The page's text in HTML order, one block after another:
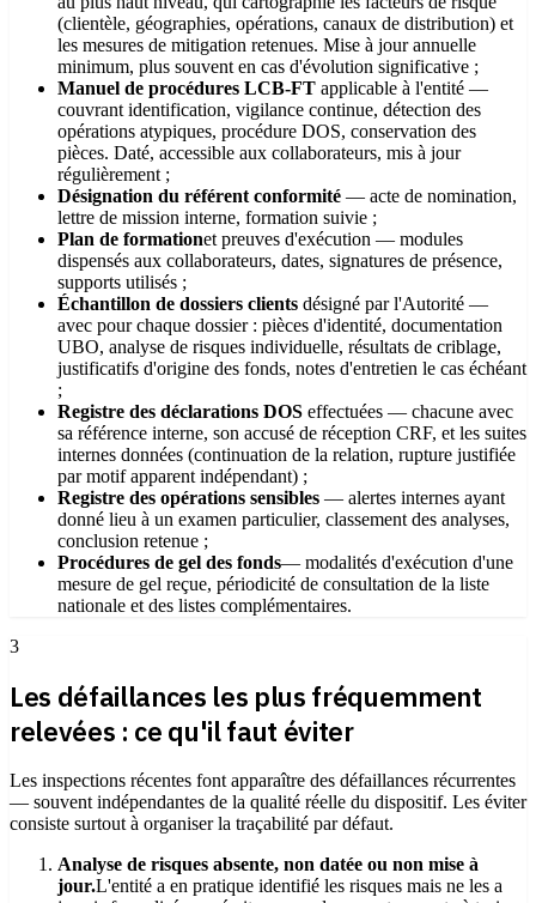
(clientèle, géographies, opérations, canaux de distribution) et
les mesures de mitigation retenues. Mise à jour annuelle
minimum, plus souvent en cas d'évolution significative ;
Manuel de procédures LCB-FT applicable à l'entité —
couvrant identification, vigilance continue, détection des
opérations atypiques, procédure DOS, conservation des
pièces. Daté, accessible aux collaborateurs, mis à jour
régulièrement ;
Désignation du référent conformité — acte de nomination,
lettre de mission interne, formation suivie ;
Plan de formationet preuves d'exécution — modules
dispensés aux collaborateurs, dates, signatures de présence,
supports utilisés ;
Échantillon de dossiers clients désigné par l'Autorité —
avec pour chaque dossier : pièces d'identité, documentation
UBO, analyse de risques individuelle, résultats de criblage,
justificatifs d'origine des fonds, notes d'entretien le cas échéant
;
Registre des déclarations DOS effectuées — chacune avec
sa référence interne, son accusé de réception CRF, et les suites
internes données (continuation de la relation, rupture justifiée
par motif apparent indépendant) ;
Registre des opérations sensibles — alertes internes ayant
donné lieu à un examen particulier, classement des analyses,
conclusion retenue ;
Procédures de gel des fonds— modalités d'exécution d'une
mesure de gel reçue, périodicité de consultation de la liste
nationale et des listes complémentaires.
3
Les défaillances les plus fréquemment
relevées : ce qu'il faut éviter
Les inspections récentes font apparaître des défaillances récurrentes
— souvent indépendantes de la qualité réelle du dispositif. Les éviter
consiste surtout à organiser la traçabilité par défaut.
Analyse de risques absente, non datée ou non mise à
jour.L'entité a en pratique identifié les risques mais ne les a